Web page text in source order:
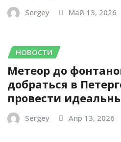
Sergey Май 13, 2026
НОВОСТИ
Метеор до
добраться в
провести
Sergey Апр 13, 2026